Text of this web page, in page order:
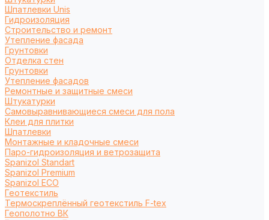
Шпатлевки Unis
Гидроизоляция
Строительство и ремонт
Утепление фасада
Грунтовки
Отделка стен
Грунтовки
Утепление фасадов
Ремонтные и защитные смеси
Штукатурки
Самовыравнивающиеся смеси для пола
Клеи для плитки
Шпатлевки
Монтажные и кладочные смеси
Паро-гидроизоляция и ветрозащита
Spanizol Standart
Spanizol Premium
Spanizol ECO
Геотекстиль
Термоскреплённый геотекстиль F-tex
Геополотно ВК